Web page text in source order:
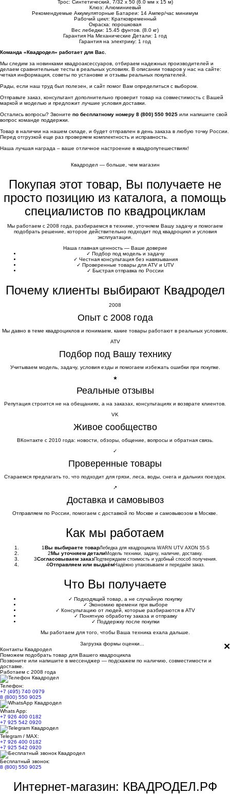
Трос: Синтетический, 7/32 x 50 (6.0 мм х 15 м)
Клюз: Алюминиевый
Рекомендуемые Аккумуляторные Батареи: 14 Ампер/час минимум
Рабочий цикл: Кратковременный
Окраска: порошковая
Вес лебедки: 15.45 фунтов. (8.0 кг)
Гарантия На Механические Детали: 1 год
Гарантия на электрику: 1 год
Команда «Квадродел» работает для Вас.
Мы следим за новинками квадроаксессуаров, отбираем надежных производителей и
делаем сравнительные тесты в реальных условиях. В описании товаров у нас на сайте:
четкая информация, советы по установке и отзывы реальных покупателей.
Рады, если наш труд был полезен, и сайт помог Вам определиться с выбором.
Отправьте заказ, консультант дополнительно проверит товар на совместимость с Вашей
маркой и моделью и предложит лучшие условия доставки.
Остались вопросы? Звоните по бесплатному номеру 8 (800) 550 9025 или напишите свой
вопрос команде поддержки.
Товар в наличии на нашем складе, и будет отправлен в день заказа в любую точку России.
Перед отгрузкой еще раз проверяем комплектность и исправность.
Наша лучшая награда – ваше отличное настроение в квадропутешествиях!
Квадродел — больше, чем магазин
Покупая этот товар, Вы получаете не
просто позицию из каталога, а помощь
специалистов по квадроциклам
Мы работаем с 2008 года, разбираемся в технике, уточняем Вашу задачу и помогаем
подобрать решение, которое действительно подходит под квадроцикл и условия
эксплуатации.
Наша главная ценность — Ваше доверие
✓ Подбор под модель и задачу
✓ Честная консультация без навязывания
✓ Проверенные товары для ATV и UTV
✓ Быстрая отправка по России
Почему клиенты выбирают Квадродел
2008
Опыт с 2008 года
Мы давно в теме квадроциклов и понимаем, какие товары работают в реальных условиях.
ATV
Подбор под Вашу технику
Учитываем модель, задачу, условия езды и помогаем избежать ошибки при покупке.
★
Реальные отзывы
Репутация строится не на обещаниях, а на заказах, консультациях и возврате клиентов.
VK
Живое сообщество
ВКонтакте с 2010 года: новости, обзоры, общение, вопросы и обратная связь.
✓
Проверенные товары
Стараемся предлагать то, что подходит для грязи, леса, воды, снега и дальних поездок.
↗
Доставка и самовывоз
Отправляем по России, помогаем с доставкой по Москве и самовывозом в Москве.
Как мы работаем
1 Вы выбираете товарЛебедка для квадроцикла WARN UTV AXON 55-S
2 Мы уточняем деталиМодель техники, задачу, наличие, доставку.
3Согласовываем заказПодтверждаем стоимость и удобный способ получения.
4Отправляем или выдаёмНадёжно упаковываем и передаём заказ.
Что Вы получаете
✓ Подходящий товар, а не случайную покупку
✓ Экономию времени при выборе
✓ Консультацию от людей, которые разбираются в ATV
✓ Понятную обработку заказа и отправку
✓ Поддержку после покупки
Мы работаем для того, чтобы Ваша техника ехала дальше.
×
Загрузка формы оценки...
Контакты Квадродел
Поможем подобрать товар для Вашего квадроцикла
Позвоните или напишите в мессенджер — подскажем по наличию, совместимости и
доставке.
Работаем с 2008 года
Телефон:
+7 (495) 740 0979
8 (800) 550 9025
Whats App:
+7 926 400 0182
+7 925 542 0920
Telegram / MAX:
+7 926 400 0182
+7 925 542 0920
Бесплатный звонок:
8 (800) 550 9025
Интернет-магазин: КВАДРОДЕЛ.РФ